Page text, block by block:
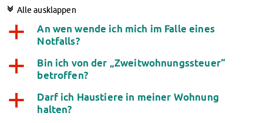
c Alle ausklappen
a
An wen wende ich mich im Falle eines
Notfalls?
a
Bin ich von der „Zweitwohnungssteuer“
betroffen?
a
Darf ich Haustiere in meiner Wohnung
halten?